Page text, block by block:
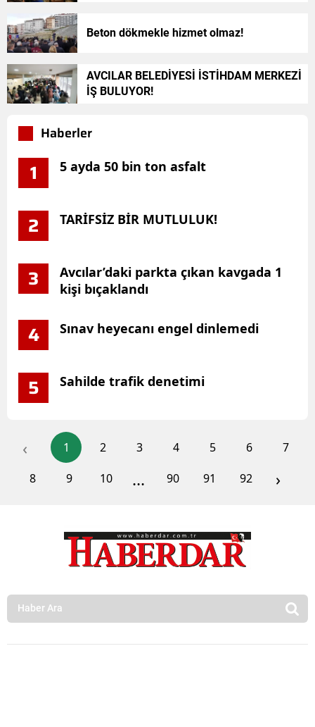
Beton dökmekle hizmet olmaz!
AVCILAR BELEDİYESİ İSTİHDAM MERKEZİ
İŞ BULUYOR!
Haberler
1 5 ayda 50 bin ton asfalt
2 TARİFSİZ BİR MUTLULUK!
3
Avcılar’daki parkta çıkan kavgada 1
kişi bıçaklandı
4 Sınav heyecanı engel dinlemedi
5 Sahilde trafik denetimi
‹ 1 2 3 4 5 6
7
8
9 10 ... 90 91 92 ›